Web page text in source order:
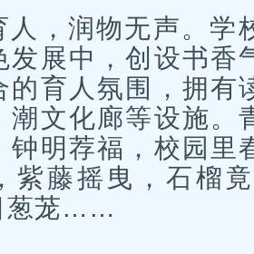
人，润物无声。学
发展中，创设书香
的育人氛围，拥有
潮文化廊等设施。
钟明荐福，校园里
紫藤摇曳，石榴
葱茏……